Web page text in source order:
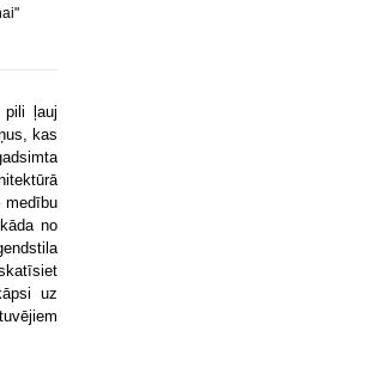
pili ļauj
kas
medību
no
uz